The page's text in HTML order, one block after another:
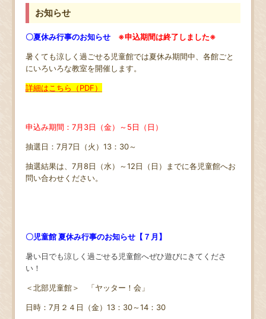
お知らせ
〇夏休み行事のお知らせ ※申込期間は終了しました※
暑くても涼しく過ごせる児童館では夏休み期間中、各館ごと
にいろいろな教室を開催します。
詳細はこちら（PDF）
申込み期間：7月3日（金）～5日（日）
抽選日：7月7日（火）13：30～
抽選結果は、7月8日（水）～12日（日）までに各児童館へお
問い合わせください。
〇児童館 夏休み行事のお知らせ【７月】
暑い日でも涼しく過ごせる児童館へぜひ遊びにきてくださ
い！
＜北部児童館＞ 「ヤッター！会」
日時：7月２４日（金）13：30～14：30